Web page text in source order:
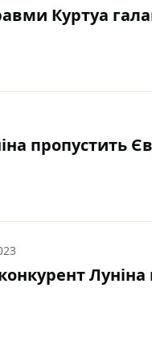
Куртуа
пропустить